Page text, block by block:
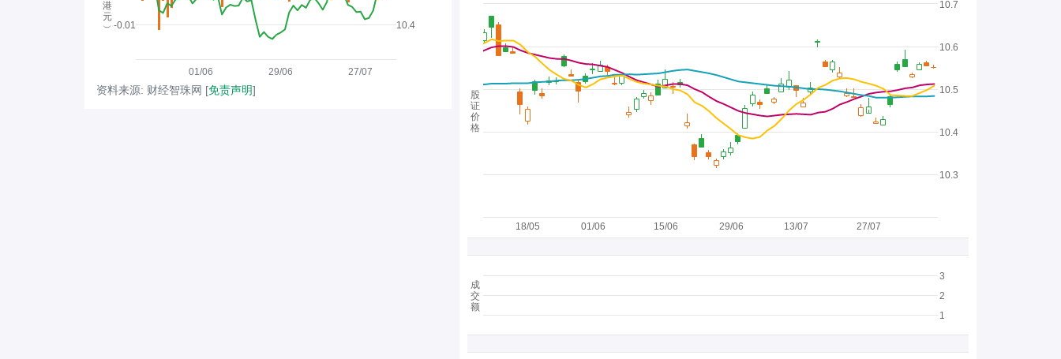
01/06 29/06 27/07
-0.01 10.4
港
元
︶
资料来源: 财经智珠网 [免责声明]
18/05 01/06 15/06 29/06 13/07 27/07
1
2
3
10.3
10.4
10.5
10.6
10.7
股
证
价
格
成
交
额